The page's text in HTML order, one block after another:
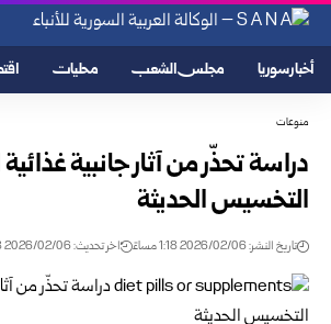
أخبار سوريا مجلس الشعب محليات
منوعات
دراسة تحذّر من آثار جانبية
التخسيس الحديثة
تاريخ النشر: 2026/02/06 1:18 مساءً اخر تحديث: 2026/02/06 1:18 مساءً